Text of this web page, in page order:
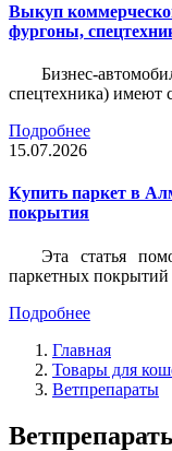
Выкуп
фургоны,
Бизнес-
спецтехника) имеют
Подробнее
15.07.2026
Купить паркет в
покрытия
Эта статья
паркетных покрытий
Подробнее
Главная
Товары для
Ветпрепараты